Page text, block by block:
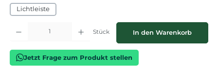
Lichtleiste
Produkt Anzahl: Gib den gewünschten Wert ein oder benutze die
Stück In den Warenkorb
Jetzt Frage zum Produkt stellen